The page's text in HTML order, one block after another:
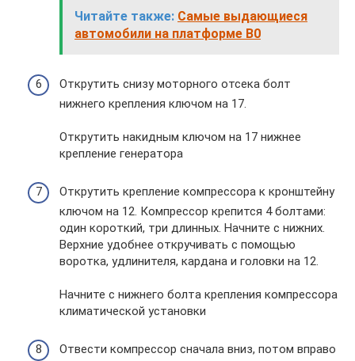
Читайте также: Самые выдающиеся
автомобили на платформе B0
Открутить снизу моторного отсека болт
нижнего крепления ключом на 17.
Открутить накидным ключом на 17 нижнее
крепление генератора
Открутить крепление компрессора к кронштейну
ключом на 12. Компрессор крепится 4 болтами:
один короткий, три длинных. Начните с нижних.
Верхние удобнее откручивать с помощью
воротка, удлинителя, кардана и головки на 12.
Начните с нижнего болта крепления компрессора
климатической установки
Отвести компрессор сначала вниз, потом вправо